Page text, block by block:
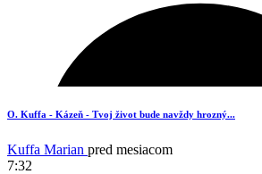
8
O. Kuffa - Kázeň - Tvoj život bude navždy hrozný...
Kuffa Marian pred mesiacom
7:32